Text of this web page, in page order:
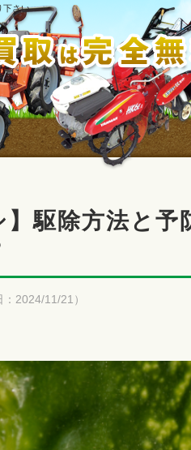
下さい
】駆除方法と
2024/11/21）